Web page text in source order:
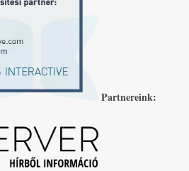
Partnereink: